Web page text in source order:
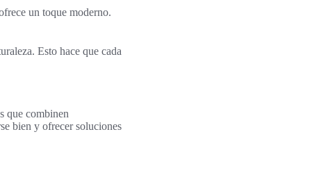
un toque moderno.
Esto hace que cada
que combinen
bien y ofrecer soluciones